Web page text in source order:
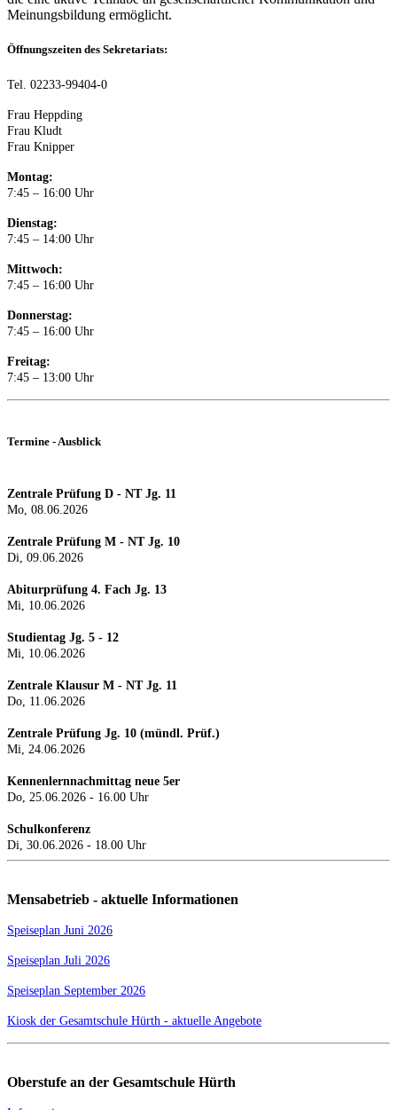
Meinungsbildung ermöglicht.
Öffnungszeiten des Sekretariats:
Tel. 02233-99404-0
Frau Heppding
Frau Kludt
Frau Knipper
Montag:
7:45 – 16:00 Uhr
Dienstag:
7:45 – 14:00 Uhr
Mittwoch:
7:45 – 16:00 Uhr
Donnerstag:
7:45 – 16:00 Uhr
Freitag:
7:45 – 13:00 Uhr
Termine - Ausblick
Zentrale Prüfung D - NT Jg. 11
Mo, 08.06.2026
Zentrale Prüfung M - NT Jg. 10
Di, 09.06.2026
Abiturprüfung 4. Fach Jg. 13
Mi, 10.06.2026
Studientag Jg. 5 - 12
Mi, 10.06.2026
Zentrale Klausur M - NT Jg. 11
Do, 11.06.2026
Zentrale Prüfung Jg. 10 (mündl. Prüf.)
Mi, 24.06.2026
Kennenlernnachmittag neue 5er
Do, 25.06.2026 - 16.00 Uhr
Schulkonferenz
Di, 30.06.2026 - 18.00 Uhr
Mensabetrieb - aktuelle Informationen
Speiseplan Juni 2026
Speiseplan Juli 2026
Speiseplan September 2026
Kiosk der Gesamtschule Hürth - aktuelle Angebote
Oberstufe an der Gesamtschule Hürth